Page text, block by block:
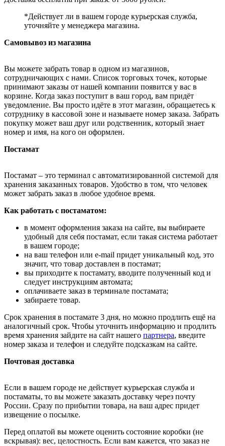
*Действует ли в вашем городе курьерская служба,
уточняйте у менеджера магазина.
Самовывоз из магазина
Вы можете забрать товар в одном из магазинов,
сотрудничающих с нами. Список торговых точек, которые
принимают заказы от нашей компании появится у вас в
корзине. Когда заказ поступит в ваш город, вам придёт
уведомление. Вы просто идёте в этот магазин, обращаетесь к
сотруднику в кассовой зоне и называете номер заказа. Забрать
покупку может ваш друг или родственник, который знает
номер и имя, на кого он оформлен.
Постамат
Постамат – это терминал с автоматизированной системой для
хранения заказанных товаров. Удобство в том, что человек
может забрать заказ в любое удобное время.
Как работать с постаматом:
в момент оформления заказа на сайте, вы выбираете
удобный для себя постамат, если такая система работает
в вашем городе;
на ваш телефон или e-mail придет уникальный код, это
значит, что товар доставлен в постамат;
вы приходите к постамату, вводите полученный код и
следует инструкциям автомата;
оплачиваете заказ в терминале постамата;
забираете товар.
Срок хранения в постамате 3 дня, но можно продлить ещё на
аналогичный срок. Чтобы уточнить информацию и продлить
время хранения зайдите на сайт нашего партнера, введите
номер заказа и телефон и следуйте подсказкам на сайте.
Почтовая доставка
Если в вашем городе не действует курьерская служба и
постаматы, то вы можете заказать доставку через почту
России. Сразу по прибытии товара, на ваш адрес придет
извещение о посылке.
Перед оплатой вы можете оценить состояние коробки (не
вскрывая): вес, целостность. Если вам кажется, что заказ не